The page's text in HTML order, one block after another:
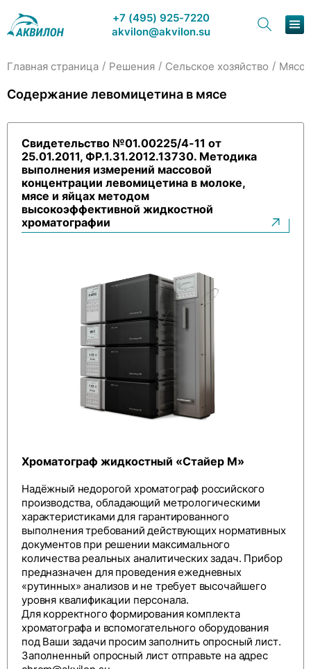
+7 (495) 925-7220
akvilon@akvilon.su
Главная страница / Решения / Сельское хозяйство / Мясо
Содержание левомицетина в мясе
Свидетельство №01.00225/4-11 от
25.01.2011, ФР.1.31.2012.13730. Методика
выполнения измерений массовой
концентрации левомицетина в молоке,
мясе и яйцах методом
высокоэффективной жидкостной
хроматографии
Хроматограф жидкостный «Стайер М»
Надёжный недорогой хроматограф российского
производства, обладающий метрологическими
характеристиками для гарантированного
выполнения требований действующих нормативных
документов при решении максимального
количества реальных аналитических задач. Прибор
предназначен для проведения ежедневных
«рутинных» анализов и не требует высочайшего
уровня квалификации персонала.
Для корректного формирования комплекта
хроматографа и вспомогательного оборудования
под Ваши задачи просим заполнить опросный лист.
Заполненный опросный лист отправьте на адрес